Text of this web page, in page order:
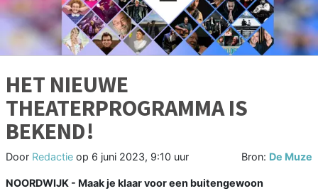
HET NIEUWE
THEATERPROGRAMMA IS
BEKEND!
Door Redactie op 6 juni 2023, 9:10 uur Bron: De Muze
NOORDWIJK - Maak je klaar voor een buitengewoon